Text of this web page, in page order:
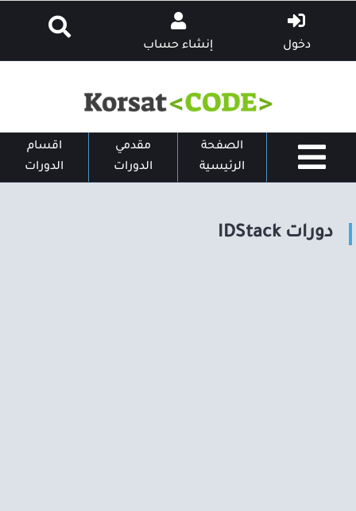
دخول إنشاء حساب
الصفحة
الرئيسية
مقدمي
الدورات
اقسام
الدورات
دورات IDStack